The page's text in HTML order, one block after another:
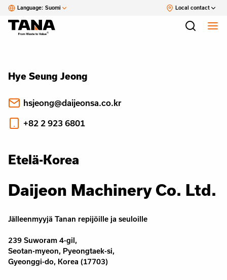
Language: Suomi Local contact
Hye Seung Jeong
hsjeong@daijeonsa.co.kr
+82 2 923 6801
Etelä-Korea
Daijeon Machinery Co. Ltd.
Jälleenmyyjä Tanan repijöille ja seuloille
239 Suworam 4-gil,
Seotan-myeon, Pyeongtaek-si,
Gyeonggi-do, Korea (17703)